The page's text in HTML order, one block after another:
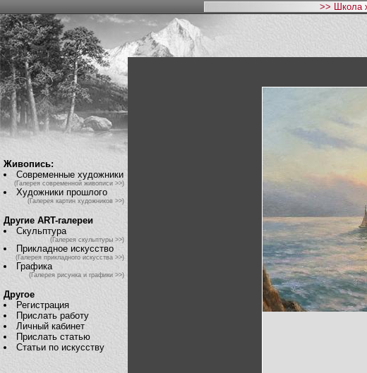
>> Школа
Живопись:
Современные художники
(Галерея современной живописи >>)
Художники прошлого
(Галерея картин художников >>)
Другие ART-галереи
Скульптура
(Галерея скульптуры >>)
Прикладное искусство
(Галерея прикладного искусства >>)
Графика
(Галерея рисунка и графики >>)
Другое
Регистрация
Прислать работу
Личный кабинет
Прислать статью
Статьи по искусству